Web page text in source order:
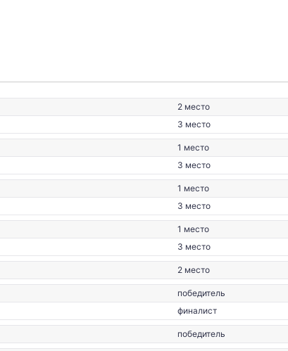
2 место
3 место
1 место
3 место
1 место
3 место
1 место
3 место
2 место
победитель
финалист
победитель